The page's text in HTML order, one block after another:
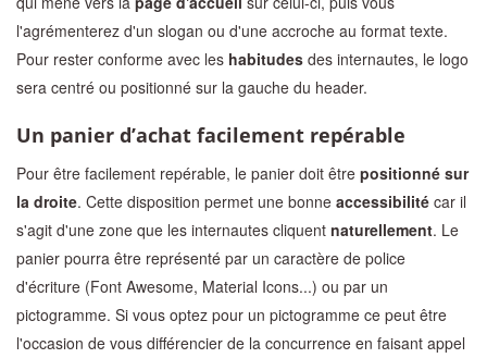
l'agrémenterez d'un slogan ou d'une accroche au format texte.
Pour rester conforme avec les habitudes des internautes, le logo
sera centré ou positionné sur la gauche du header.
Un panier d’achat facilement repérable
Pour être facilement repérable, le panier doit être positionné sur
la droite. Cette disposition permet une bonne accessibilité car il
s'agit d'une zone que les internautes cliquent naturellement. Le
panier pourra être représenté par un caractère de police
d'écriture (Font Awesome, Material Icons...) ou par un
pictogramme. Si vous optez pour un pictogramme ce peut être
l'occasion de vous différencier de la concurrence en faisant appel